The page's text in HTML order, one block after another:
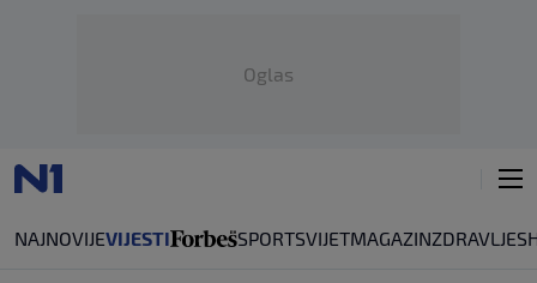
Oglas
NAJNOVIJEVIJESTI SPORTSVIJETMAGAZINZDRAVLJE